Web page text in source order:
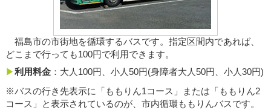
福島市の市街地を循環するバスです。指定区間内であれば、
どこまで行っても100円で利用できます。
利用料金：大人100円、小人50円(身障者大人50円、小人30円)
※バスの行き先表示に「ももりん1コース」または「ももりん2
コース」と表示されているのが、市内循環ももりんバスです。